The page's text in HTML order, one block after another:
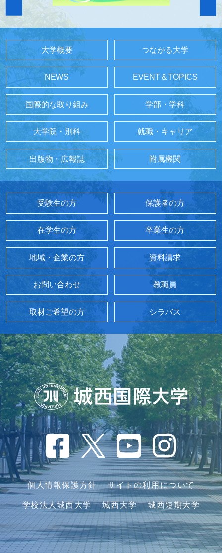
大学概要 つながる大学
NEWS EVENT＆TOPICS
国際的な取り組み 学部・学科
大学院・別科 就職・キャリア
出版物・広報誌 附属機関
受験生の方 保護者の方
在学生の方 卒業生の方
地域・企業の方 資料請求
お問い合わせ 教職員
取材ご希望の方 シラバス
個人情報保護方針 サイトの利用について
学校法人城西大学 城西大学 城西短期大学